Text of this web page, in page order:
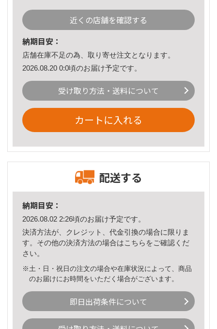
近くの店舗を確認する
納期目安：
店舗在庫不足の為、取り寄せ注文となります。
2026.08.20 0:0頃のお届け予定です。
受け取り方法・送料について
カートに入れる
配送する
納期目安：
2026.08.02 2:26頃のお届け予定です。
決済方法が、クレジット、代金引換の場合に限りま
す。その他の決済方法の場合はこちら をご確認くだ
さい。
※土・日・祝日の注文の場合や在庫状況によって、商品
のお届けにお時間をいただく場合がございます。
即日出荷条件について